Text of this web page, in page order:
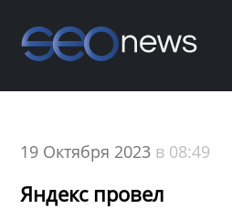
19 Октября 2023 в 08:49
Яндекс провел